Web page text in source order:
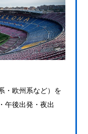
・欧州系など）を
午後出発・夜出